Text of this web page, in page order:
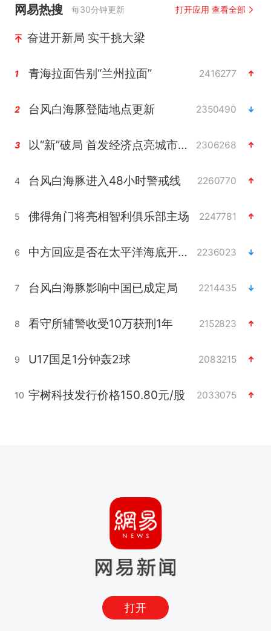
网易热搜 每30分钟更新 打开应用 查看全部
奋进开新局 实干挑大梁
1 青海拉面告别“兰州拉面” 2416277
2 台风白海豚登陆地点更新 2350490
3 以“新”破局 首发经济点亮城市消费活力 2306268
4 台风白海豚进入48小时警戒线 2260770
5 佛得角门将亮相智利俱乐部主场 2247781
6 中方回应是否在太平洋海底开采稀土 2236023
7 台风白海豚影响中国已成定局 2214435
8 看守所辅警收受10万获刑1年 2152823
9 U17国足1分钟轰2球 2083215
10 宇树科技发行价格150.80元/股 2033075
打开